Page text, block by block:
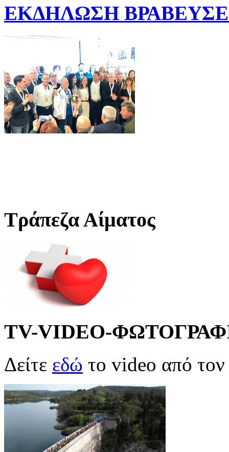
ΕΚΔΗΛΩΣΗ
Τράπεζα Αίματος
TV-VIDEO-
Δείτε εδώ το video από